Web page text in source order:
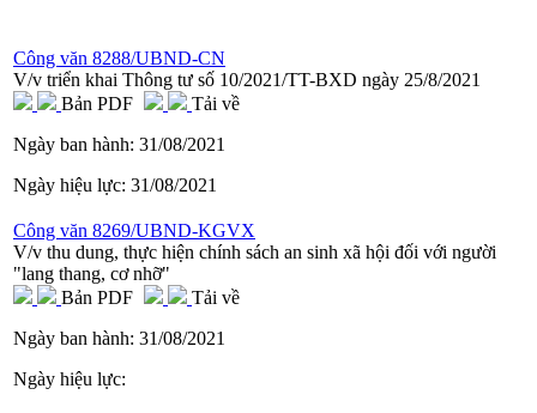
Công văn 8288/UBND-CN
V/v triển khai Thông tư số 10/2021/TT-BXD ngày 25/8/2021
Bản PDF
Tải về
Ngày ban hành: 31/08/2021
Ngày hiệu lực: 31/08/2021
Công văn 8269/UBND-KGVX
V/v thu dung, thực hiện chính sách an sinh xã hội đối với người
"lang thang, cơ nhỡ"
Bản PDF
Tải về
Ngày ban hành: 31/08/2021
Ngày hiệu lực: